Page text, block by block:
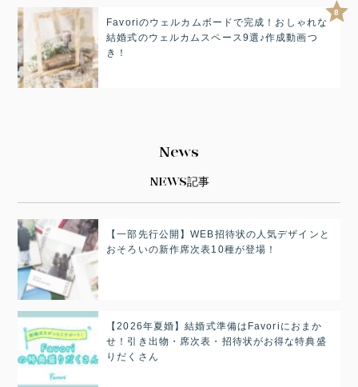
8
Favoriのウェルカムボードで完成！おしゃれな
結婚式のウェルカムスペース9選♪作成動画つ
き！
News
NEWS記事
【一部先行公開】WEB招待状の人気デザインと
おそろいの新作席次表10種が登場！
【2026年夏婚】結婚式準備はFavoriにおまか
せ！引き出物・席次表・招待状がお得な特典盛
りだくさん